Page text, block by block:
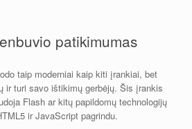
patikimumas
taip moderniai kaip kiti įrankiai, bet
ir turi savo ištikimų gerbėjų. Šis įrankis
Flash ar kitų papildomų technologijų
ir JavaScript pagrindu.